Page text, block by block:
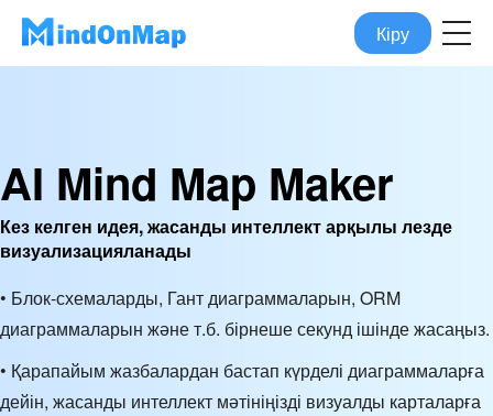
Кіру
AI Mind Map Maker
Кез келген идея, жасанды интеллект арқылы лезде
визуализацияланады
• Блок-схемаларды, Гант диаграммаларын, ORM
диаграммаларын және т.б. бірнеше секунд ішінде жасаңыз.
• Қарапайым жазбалардан бастап күрделі диаграммаларға
дейін, жасанды интеллект мәтініңізді визуалды карталарға